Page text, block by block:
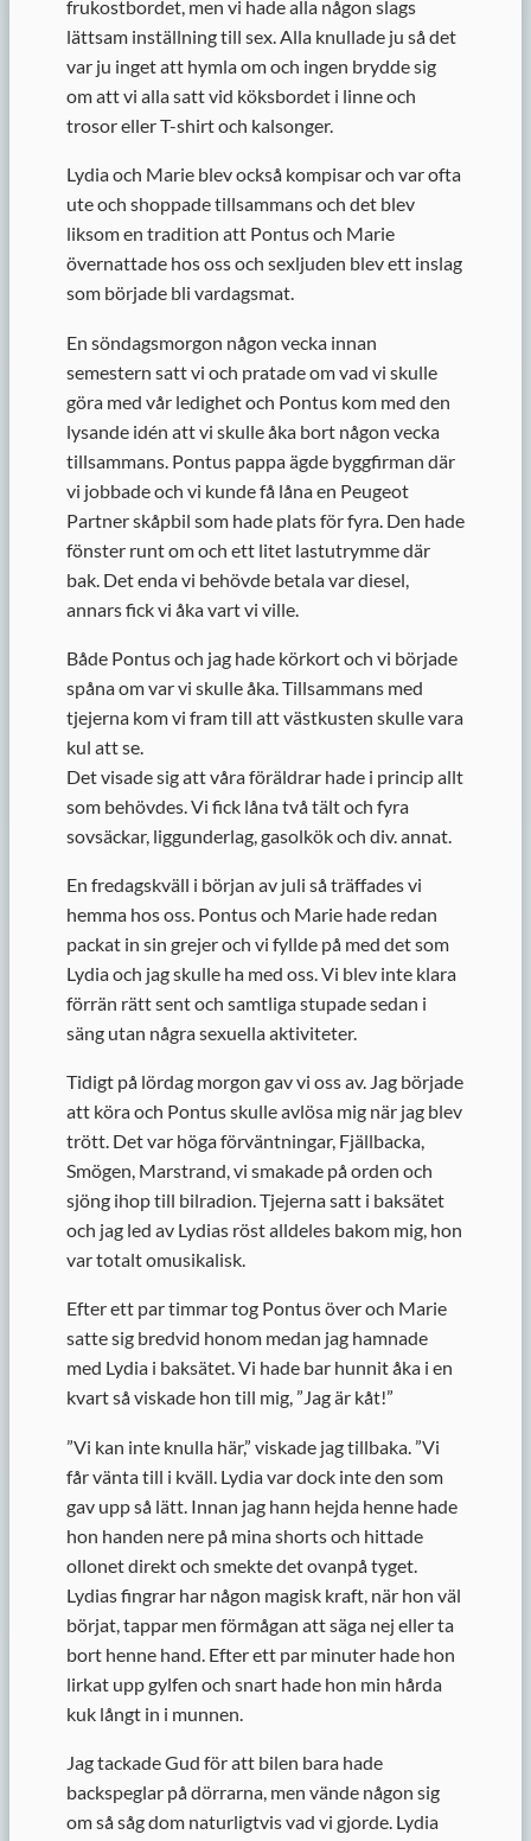
frukostbordet, men vi hade alla någon slags
lättsam inställning till sex. Alla knullade ju så det
var ju inget att hymla om och ingen brydde sig
om att vi alla satt vid köksbordet i linne och
trosor eller T-shirt och kalsonger.
Lydia och Marie blev också kompisar och var ofta
ute och shoppade tillsammans och det blev
liksom en tradition att Pontus och Marie
övernattade hos oss och sexljuden blev ett inslag
som började bli vardagsmat.
En söndagsmorgon någon vecka innan
semestern satt vi och pratade om vad vi skulle
göra med vår ledighet och Pontus kom med den
lysande idén att vi skulle åka bort någon vecka
tillsammans. Pontus pappa ägde byggfirman där
vi jobbade och vi kunde få låna en Peugeot
Partner skåpbil som hade plats för fyra. Den hade
fönster runt om och ett litet lastutrymme där
bak. Det enda vi behövde betala var diesel,
annars fick vi åka vart vi ville.
Både Pontus och jag hade körkort och vi började
spåna om var vi skulle åka. Tillsammans med
tjejerna kom vi fram till att västkusten skulle vara
kul att se.
Det visade sig att våra föräldrar hade i princip allt
som behövdes. Vi fick låna två tält och fyra
sovsäckar, liggunderlag, gasolkök och div. annat.
En fredagskväll i början av juli så träffades vi
hemma hos oss. Pontus och Marie hade redan
packat in sin grejer och vi fyllde på med det som
Lydia och jag skulle ha med oss. Vi blev inte klara
förrän rätt sent och samtliga stupade sedan i
säng utan några sexuella aktiviteter.
Tidigt på lördag morgon gav vi oss av. Jag började
att köra och Pontus skulle avlösa mig när jag blev
trött. Det var höga förväntningar, Fjällbacka,
Smögen, Marstrand, vi smakade på orden och
sjöng ihop till bilradion. Tjejerna satt i baksätet
och jag led av Lydias röst alldeles bakom mig, hon
var totalt omusikalisk.
Efter ett par timmar tog Pontus över och Marie
satte sig bredvid honom medan jag hamnade
med Lydia i baksätet. Vi hade bar hunnit åka i en
kvart så viskade hon till mig, ”Jag är kåt!”
”Vi kan inte knulla här,” viskade jag tillbaka. ”Vi
får vänta till i kväll. Lydia var dock inte den som
gav upp så lätt. Innan jag hann hejda henne hade
hon handen nere på mina shorts och hittade
ollonet direkt och smekte det ovanpå tyget.
Lydias fingrar har någon magisk kraft, när hon väl
börjat, tappar men förmågan att säga nej eller ta
bort henne hand. Efter ett par minuter hade hon
lirkat upp gylfen och snart hade hon min hårda
kuk långt in i munnen.
Jag tackade Gud för att bilen bara hade
backspeglar på dörrarna, men vände någon sig
om så såg dom naturligtvis vad vi gjorde. Lydia